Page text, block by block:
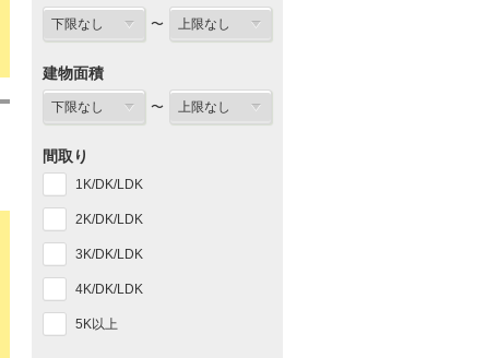
〜
建物面積
〜
間取り
1K/DK/LDK
2K/DK/LDK
3K/DK/LDK
4K/DK/LDK
5K以上